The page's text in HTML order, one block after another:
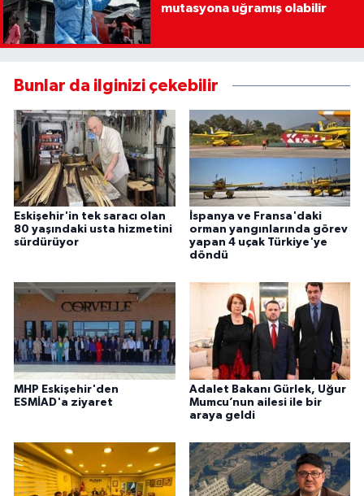
mutasyona uğramış olabilir
Bunlar da ilginizi çekebilir
Eskişehir'in tek saracı olan
80 yaşındaki usta hizmetini
sürdürüyor
İspanya ve Fransa'daki
orman yangınlarında görev
yapan 4 uçak Türkiye'ye
döndü
MHP Eskişehir'den
ESMİAD'a ziyaret
Adalet Bakanı Gürlek, Uğur
Mumcu’nun ailesi ile bir
araya geldi